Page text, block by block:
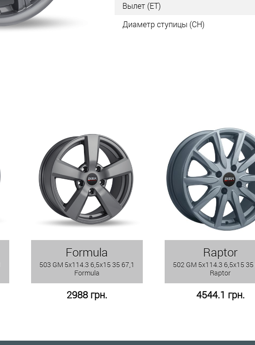
Вылет (ET)
Диаметр ступицы (СН)
Formula
503 GM 5x114.3 6,5x15 35 67,1
Formula
2988 грн.
Raptor
502 GM 5x114.3 6,5x15 35
Raptor
4544.1 грн.